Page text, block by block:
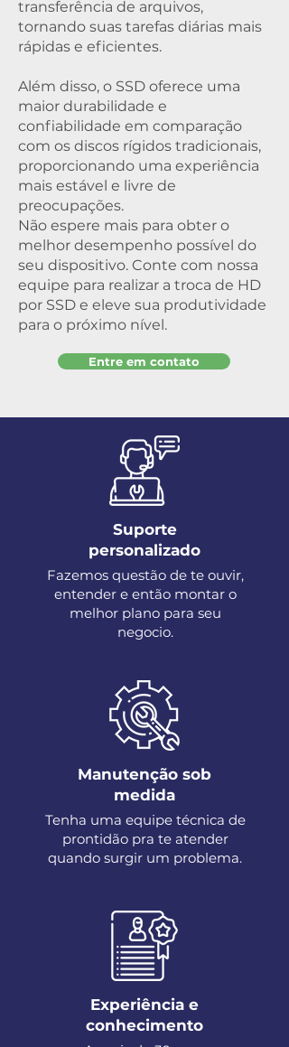
transferência de arquivos,
tornando suas tarefas diárias mais
rápidas e eficientes.
Além disso, o SSD oferece uma
maior durabilidade e
confiabilidade em comparação
com os discos rígidos tradicionais,
proporcionando uma experiência
mais estável e livre de
preocupações.
Não espere mais para obter o
melhor desempenho possível do
seu dispositivo. Conte com nossa
equipe para realizar a troca de HD
por SSD e eleve sua produtividade
para o próximo nível.
Entre em contato
Suporte
personalizado
Fazemos questão de te ouvir,
entender e então montar o
melhor plano para seu
negocio.
Manutenção sob
medida
Tenha uma equipe técnica de
prontidão pra te atender
quando surgir um problema.
Experiência e
conhecimento